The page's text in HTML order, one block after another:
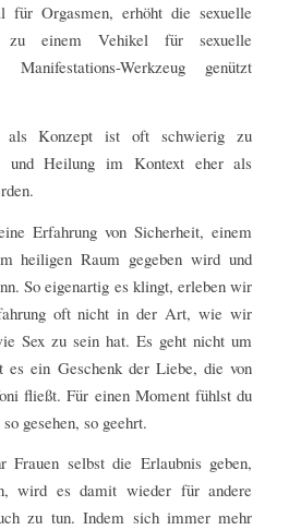
für Orgasmen, erhöht die sexuelle
zu einem Vehikel für sexuelle
Werkzeug genützt
als Konzept ist oft schwierig zu
und Heilung im Kontext eher als
Erfahrung von Sicherheit, einem
heiligen Raum gegeben wird und
So eigenartig es klingt, erleben wir
oft nicht in der Art, wie wir
Sex zu sein hat. Es geht nicht um
es ein Geschenk der Liebe, die von
fließt. Für einen Moment fühlst du
gesehen, so geehrt.
selbst die Erlaubnis geben,
wird es damit wieder für andere
zu tun. Indem sich immer mehr